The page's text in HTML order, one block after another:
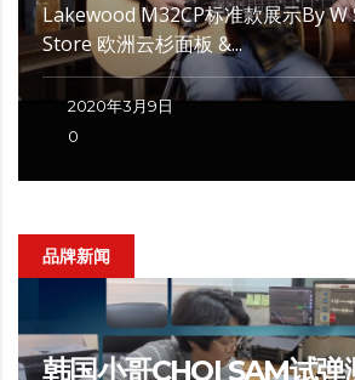
Lakewood M32CP标准款展示By
Store 欧洲云杉面板 &...
2020年3月9日
0
品牌新闻
韩国小哥CHOI SAM试弹